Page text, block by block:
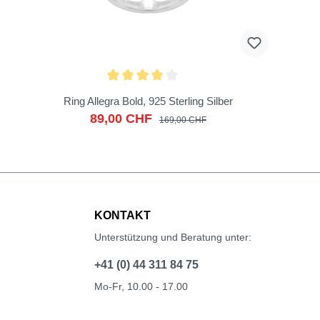
Ring Allegra Bold, 925 Sterling Silber
89,00 CHF 169,00 CHF
KONTAKT
Unterstützung und Beratung unter:
+41 (0) 44 311 84 75
Mo-Fr, 10.00 - 17.00